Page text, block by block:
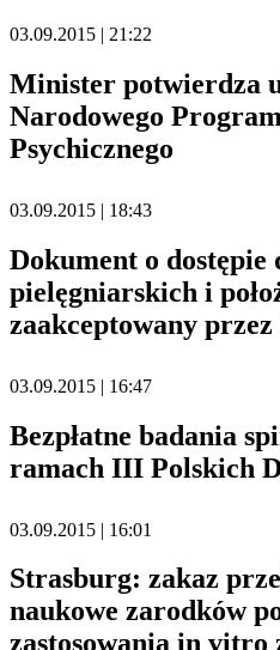
03.09.2015 | 21:22
Minister potwierdza
Narodowego
Psychicznego
03.09.2015 | 18:43
Dokument o dostępie
pielęgniarskich i
zaakceptowany
03.09.2015 | 16:47
Bezpłatne badania
ramach III Polskich
03.09.2015 | 16:01
Strasburg: zakaz
naukowe zarodków
zastosowania in vitro